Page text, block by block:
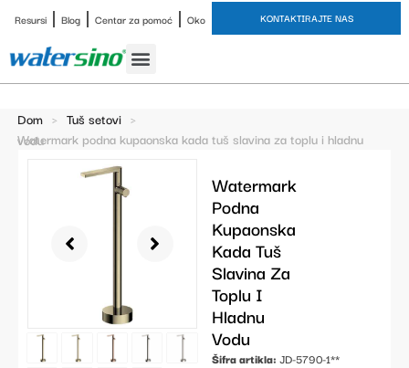
Resursi Blog Centar za pomoć Oko KONTAKTIRAJTE NAS
Dom > Tuš setovi >
Watermark podna kupaonska kada tuš slavina za toplu i hladnu vodu
Watermark
Podna
Kupaonska
Kada Tuš
Slavina Za
Toplu I
Hladnu
Vodu
Šifra artikla: JD-5790-1**